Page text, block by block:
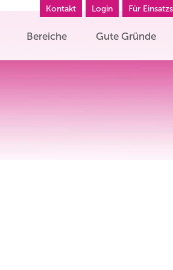
Kontakt Login Für
Bereiche Gute Gründe